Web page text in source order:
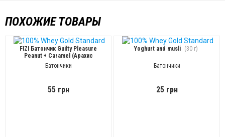
ПОХОЖИЕ ТОВАРЫ
FIZI Батончик Guilty Pleasure
Peanut + Caramel (Арахис
карамель)
(45 г)
Батончики
55 грн
Yoghurt and musli (30 г)
Батончики
25 грн